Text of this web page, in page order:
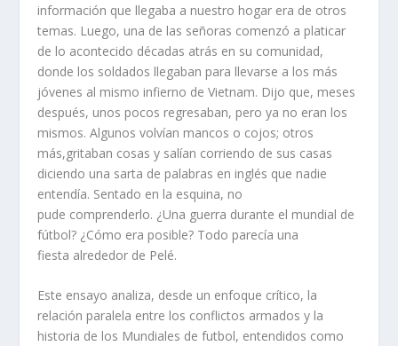
información que llegaba a nuestro hogar era de otros
temas. Luego, una de las señoras comenzó a platicar
de lo acontecido décadas atrás en su comunidad,
donde los soldados llegaban para llevarse a los más
jóvenes al mismo infierno de Vietnam. Dijo que, meses
después, unos pocos regresaban, pero ya no eran los
mismos. Algunos volvían mancos o cojos; otros
más,gritaban cosas y salían corriendo de sus casas
diciendo una sarta de palabras en inglés que nadie
entendía. Sentado en la esquina, no
pude comprenderlo. ¿Una guerra durante el mundial de
fútbol? ¿Cómo era posible? Todo parecía una
fiesta alrededor de Pelé.
Este ensayo analiza, desde un enfoque crítico, la
relación paralela entre los conflictos armados y la
historia de los Mundiales de futbol, entendidos como